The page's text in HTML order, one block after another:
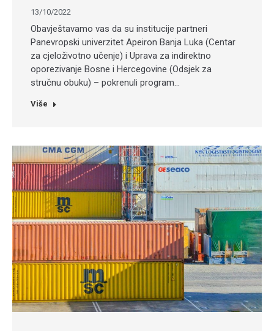
13/10/2022
Obavještavamo vas da su institucije partneri
Panevropski univerzitet Apeiron Banja Luka (Centar
za cjeloživotno učenje) i Uprava za indirektno
oporezivanje Bosne i Hercegovine (Odsjek za
stručnu obuku) – pokrenuli program…
Više